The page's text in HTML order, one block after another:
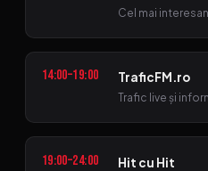
Cel mai
14:00–19:00 TraficFM.ro
Trafic live și
19:00–24:00 Hit cu Hit